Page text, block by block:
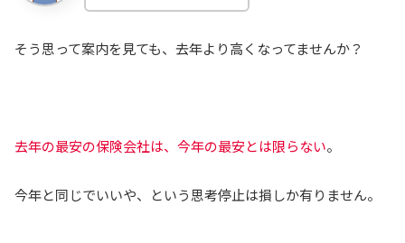
そう思って案内を見ても、去年より高くなってませんか？
去年の最安の保険会社は、今年の最安とは限らない。
今年と同じでいいや、という思考停止は損しか有りません。